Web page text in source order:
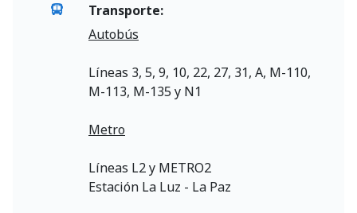
Transporte:
Autobús
Líneas 3, 5, 9, 10, 22, 27, 31, A, M-110,
M-113, M-135 y N1
Metro
Líneas L2 y METRO2
Estación La Luz - La Paz